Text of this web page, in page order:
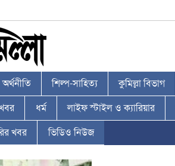
অর্থনীতি শিল্প-সাহিত্য কুমিল্লা বিভাগ
ধর্ম লাইফ স্টাইল ও ক্যারিয়ার
খবর ভিডিও নিউজ